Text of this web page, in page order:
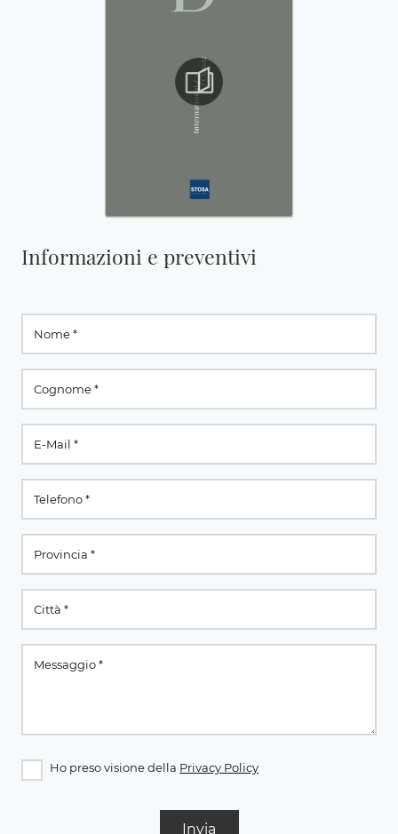
Informazioni e preventivi
Ho preso visione della Privacy Policy
Invia